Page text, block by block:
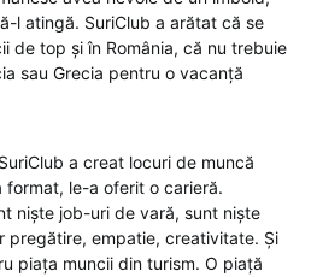
l atingă. SuriClub a arătat că se
de top și în România, că nu trebuie
sau Grecia pentru o vacanță
a creat locuri de muncă
le-a oferit o carieră.
niște job-uri de vară, sunt niște
pregătire, empatie, creativitate. Și
piața muncii din turism. O piață